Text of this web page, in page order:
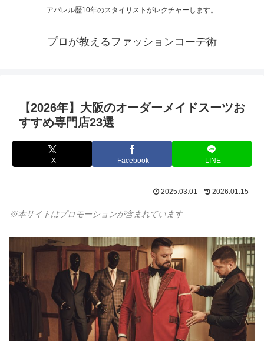
アパレル歴10年のスタイリストがレクチャーします。
プロが教えるファッションコーデ術
【2026年】大阪のオーダーメイドスーツお
すすめ専門店23選
X Facebook LINE
2025.03.01 2026.01.15
※本サイトはプロモーションが含まれています